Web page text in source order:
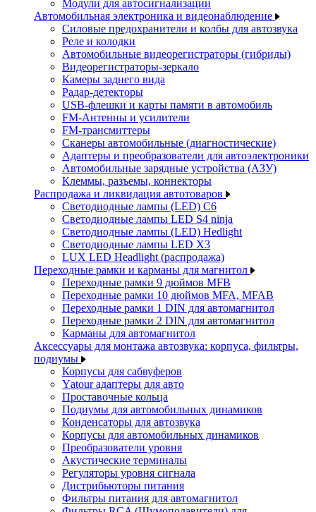
Модули для автосигнализации
Автомобильная электроника и видеонаблюдение
Силовые предохранители и колбы для автозвука
Реле и колодки
Автомобильные видеорегистраторы (гибриды)
Видеорегистраторы-зеркало
Камеры заднего вида
Радар-детекторы
USB-флешки и карты памяти в автомобиль
FM-Антенны и усилители
FM-трансмиттеры
Сканеры автомобильные (диагностические)
Адаптеры и преобразователи для автоэлектроники
Автомобильные зарядные устройства (АЗУ)
Клеммы, разъемы, коннекторы
Распродажа и ликвидация автотоваров
Светодиодные лампы (LED) C6
Светодиодные лампы LED S4 ninja
Светодиодные лампы (LED) Hedlight
Светодиодные лампы LED X3
LUX LED Headlight (распродажа)
Переходные рамки и карманы для магнитол
Переходные рамки 9 дюймов MFB
Переходные рамки 10 дюймов MFA, MFAB
Переходные рамки 1 DIN для автомагнитол
Переходные рамки 2 DIN для автомагнитол
Карманы для автомагнитол
Аксессуары для монтажа автозвука: корпуса, фильтры,
подиумы
Корпусы для сабвуферов
Yаtour адаптеры для авто
Проставочные кольца
Подиумы для автомобильных динамиков
Конденсаторы для автозвука
Корпусы для автомобильных динамиков
Преобразователи уровня
Акустические терминалы
Регуляторы уровня сигнала
Дистрибьюторы питания
Фильтры питания для автомагнитол